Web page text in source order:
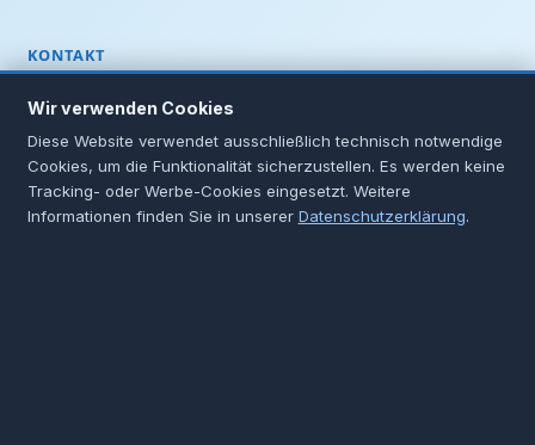
KONTAKT
(040) 76 75 33 33
(040) 76 75 33 34
info@hno-phoenix-center.de
Wir verwenden Cookies
Diese Website verwendet ausschließlich technisch notwendige
Cookies, um die Funktionalität sicherzustellen. Es werden keine
Tracking- oder Werbe-Cookies eingesetzt. Weitere
Informationen finden Sie in unserer Datenschutzerklärung.